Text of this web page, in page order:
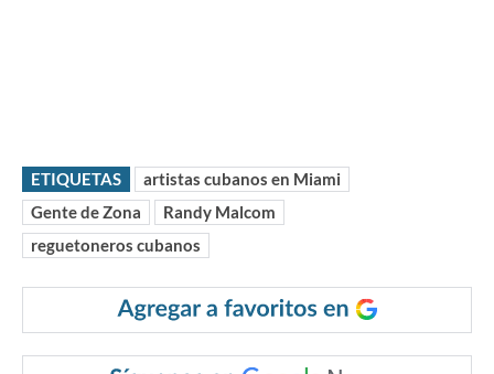
ETIQUETAS
artistas cubanos en Miami
Gente de Zona
Randy Malcom
reguetoneros cubanos